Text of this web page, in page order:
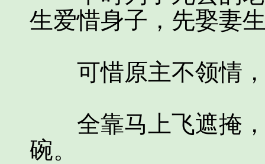
生爱惜身子，先娶妻
可惜原主不领情，
全靠马上飞遮掩，
碗。